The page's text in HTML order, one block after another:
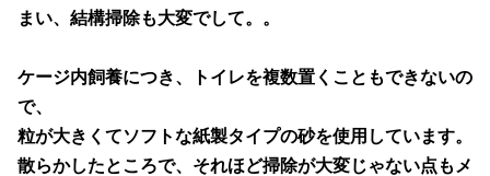
まい、結構掃除も大変でして。。
ケージ内飼養につき、トイレを複数置くこともできないの
で、
粒が大きくてソフトな紙製タイプの砂を使用しています。
散らかしたところで、それほど掃除が大変じゃない点もメ